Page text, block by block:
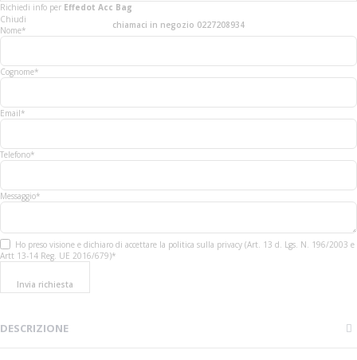
chiamaci in negozio 0227208934
Richiedi info per Effedot Acc Bag
Chiudi
Nome*
Cognome*
Email*
Telefono*
Messaggio*
Ho preso visione e dichiaro di accettare la politica sulla privacy (Art. 13 d. Lgs. N. 196/2003 e
Artt 13-14 Reg. UE 2016/679)*
Invia richiesta
DESCRIZIONE